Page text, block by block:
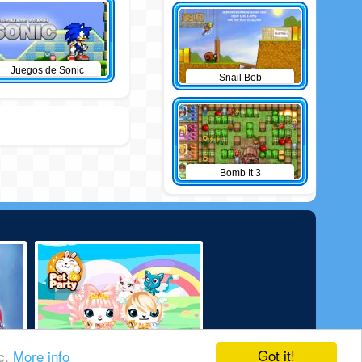
Got it!
More info
Juegos de Sonic
Snail Bob
Bomb It 3